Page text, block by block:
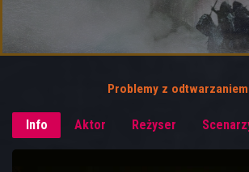
Problemy z
Info Aktor Reżyser